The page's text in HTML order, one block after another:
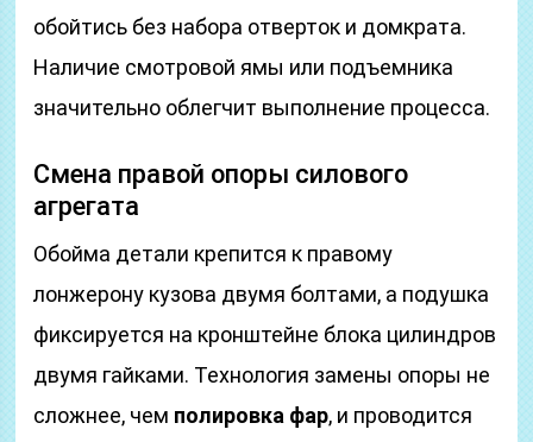
обойтись без набора отверток и домкрата.
Наличие смотровой ямы или подъемника
значительно облегчит выполнение процесса.
Смена правой опоры силового
агрегата
Обойма детали крепится к правому
лонжерону кузова двумя болтами, а подушка
фиксируется на кронштейне блока цилиндров
двумя гайками. Технология замены опоры не
сложнее, чем полировка фар, и проводится